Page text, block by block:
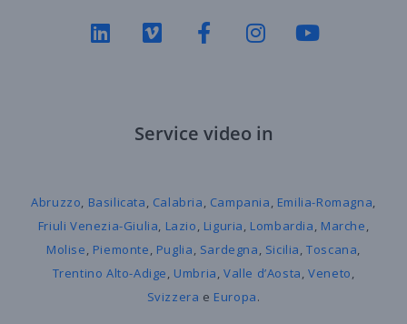
Service video in
Abruzzo, Basilicata, Calabria, Campania, Emilia-Romagna,
Friuli Venezia-Giulia, Lazio, Liguria, Lombardia, Marche,
Molise, Piemonte, Puglia, Sardegna, Sicilia,Toscana,
Trentino Alto-Adige, Umbria,Valle d’Aosta,Veneto,
Svizzera e Europa.